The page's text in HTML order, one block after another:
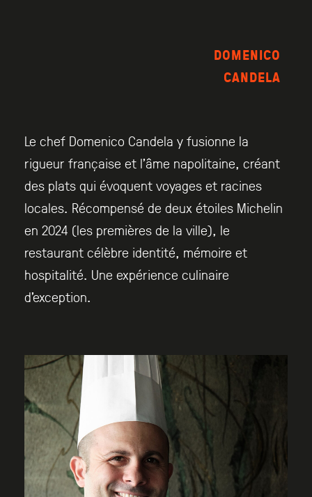
DOMENICO
CANDELA
Le chef Domenico Candela y fusionne la
rigueur française et l’âme napolitaine, créant
des plats qui évoquent voyages et racines
locales. Récompensé de deux étoiles Michelin
en 2024 (les premières de la ville), le
restaurant célèbre identité, mémoire et
hospitalité. Une expérience culinaire
d’exception.